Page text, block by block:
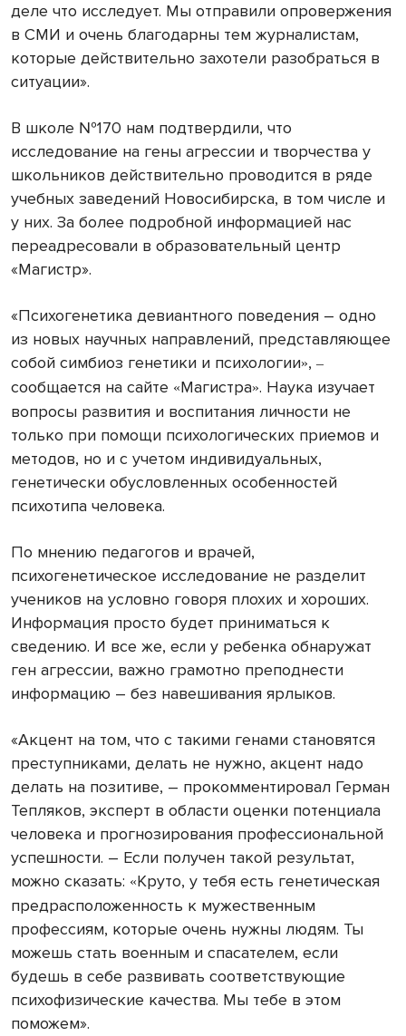
деле что исследует. Мы отправили опровержения
в СМИ и очень благодарны тем журналистам,
которые действительно захотели разобраться в
ситуации».
В школе №170 нам подтвердили, что
исследование на гены агрессии и творчества у
школьников действительно проводится в ряде
учебных заведений Новосибирска, в том числе и
у них. За более подробной информацией нас
переадресовали в образовательный центр
«Магистр».
«Психогенетика девиантного поведения – одно
из новых научных направлений, представляющее
собой симбиоз генетики и психологии», –
сообщается на сайте «Магистра». Наука изучает
вопросы развития и воспитания личности не
только при помощи психологических приемов и
методов, но и с учетом индивидуальных,
генетически обусловленных особенностей
психотипа человека.
По мнению педагогов и врачей,
психогенетическое исследование не разделит
учеников на условно говоря плохих и хороших.
Информация просто будет приниматься к
сведению. И все же, если у ребенка обнаружат
ген агрессии, важно грамотно преподнести
информацию – без навешивания ярлыков.
«Акцент на том, что с такими генами становятся
преступниками, делать не нужно, акцент надо
делать на позитиве, – прокомментировал Герман
Тепляков, эксперт в области оценки потенциала
человека и прогнозирования профессиональной
успешности. – Если получен такой результат,
можно сказать: «Круто, у тебя есть генетическая
предрасположенность к мужественным
профессиям, которые очень нужны людям. Ты
можешь стать военным и спасателем, если
будешь в себе развивать соответствующие
психофизические качества. Мы тебе в этом
поможем».